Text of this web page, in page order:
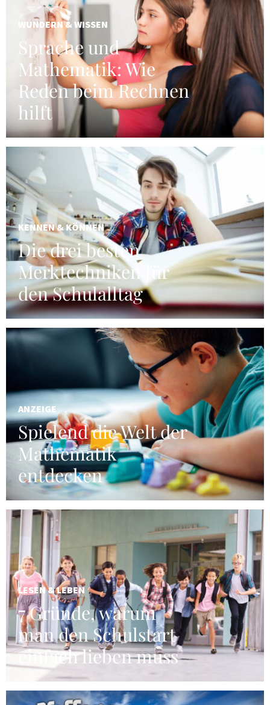
WUNDERN & WISSEN
Sprache und
Mathematik: Wie
Reden beim Rechnen
hilft
KENNEN & KÖNNEN
Die drei besten
Merktechniken für
den Schulalltag
ANZEIGE
Spielend die Welt der
Mathematik
entdecken
LESEN & LEBEN
7 Gründe, warum
man den Schulstart
einfach lieben muss